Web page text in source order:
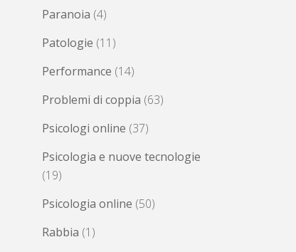
Paranoia (4)
Patologie (11)
Performance (14)
Problemi di coppia (63)
Psicologi online (37)
Psicologia e nuove tecnologie
(19)
Psicologia online (50)
Rabbia (1)